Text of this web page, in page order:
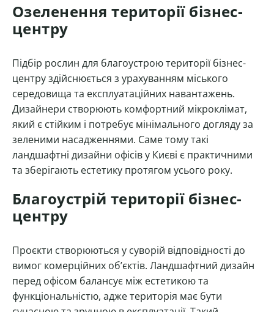
Озеленення території бізнес-
центру
Підбір рослин для благоустрою території бізнес-
центру здійснюється з урахуванням міського
середовища та експлуатаційних навантажень.
Дизайнери створюють комфортний мікроклімат,
який є стійким і потребує мінімального догляду за
зеленими насадженнями. Саме тому такі
ландшафтні дизайни офісів у Києві є практичними
та зберігають естетику протягом усього року.
Благоустрій території бізнес-
центру
Проєкти створюються у суворій відповідності до
вимог комерційних об’єктів. Ландшафтний дизайн
перед офісом балансує між естетикою та
функціональністю, адже територія має бути